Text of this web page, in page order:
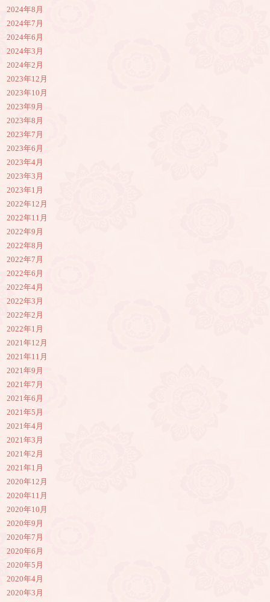
2024年8月
2024年7月
2024年6月
2024年3月
2024年2月
2023年12月
2023年10月
2023年9月
2023年8月
2023年7月
2023年6月
2023年4月
2023年3月
2023年1月
2022年12月
2022年11月
2022年9月
2022年8月
2022年7月
2022年6月
2022年4月
2022年3月
2022年2月
2022年1月
2021年12月
2021年11月
2021年9月
2021年7月
2021年6月
2021年5月
2021年4月
2021年3月
2021年2月
2021年1月
2020年12月
2020年11月
2020年10月
2020年9月
2020年7月
2020年6月
2020年5月
2020年4月
2020年3月